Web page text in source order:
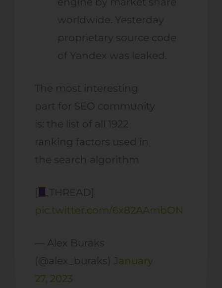
worldwide. Yesterday
proprietary source code
of Yandex was leaked.
The most interesting
part for SEO community
is: the list of all 1922
ranking factors used in
the search algorithm
THREAD]
pic.twitter.com/6x82AAmbON
— Alex Buraks
(@alex_buraks) January
27, 2023